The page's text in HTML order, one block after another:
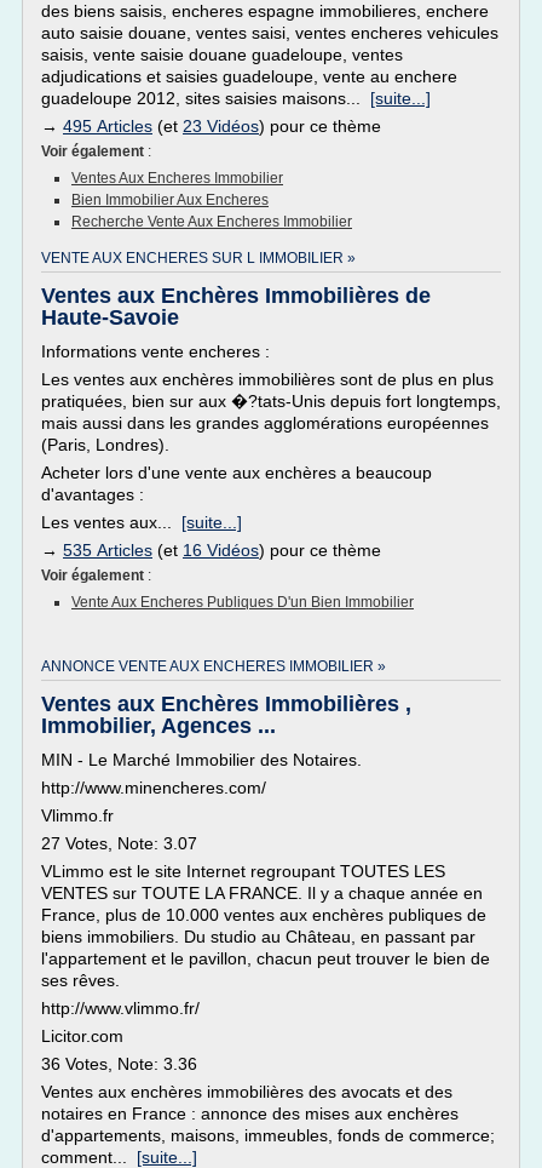
des biens saisis, encheres espagne immobilieres, enchere
auto saisie douane, ventes saisi, ventes encheres vehicules
saisis, vente saisie douane guadeloupe, ventes
adjudications et saisies guadeloupe, vente au enchere
guadeloupe 2012, sites saisies maisons... [suite...]
→ 495 Articles (et 23 Vidéos) pour ce thème
Voir également :
Ventes Aux Encheres Immobilier
Bien Immobilier Aux Encheres
Recherche Vente Aux Encheres Immobilier
VENTE AUX ENCHERES SUR L IMMOBILIER »
Ventes aux Enchères Immobilières de
Haute-Savoie
Informations vente encheres :
Les ventes aux enchères immobilières sont de plus en plus
pratiquées, bien sur aux �?tats-Unis depuis fort longtemps,
mais aussi dans les grandes agglomérations européennes
(Paris, Londres).
Acheter lors d'une vente aux enchères a beaucoup
d'avantages :
Les ventes aux... [suite...]
→ 535 Articles (et 16 Vidéos) pour ce thème
Voir également :
Vente Aux Encheres Publiques D'un Bien Immobilier
ANNONCE VENTE AUX ENCHERES IMMOBILIER »
Ventes aux Enchères Immobilières ,
Immobilier, Agences ...
MIN - Le Marché Immobilier des Notaires.
http://www.minencheres.com/
Vlimmo.fr
27 Votes, Note: 3.07
VLimmo est le site Internet regroupant TOUTES LES
VENTES sur TOUTE LA FRANCE. Il y a chaque année en
France, plus de 10.000 ventes aux enchères publiques de
biens immobiliers. Du studio au Château, en passant par
l'appartement et le pavillon, chacun peut trouver le bien de
ses rêves.
http://www.vlimmo.fr/
Licitor.com
36 Votes, Note: 3.36
Ventes aux enchères immobilières des avocats et des
notaires en France : annonce des mises aux enchères
d'appartements, maisons, immeubles, fonds de commerce;
comment... [suite...]